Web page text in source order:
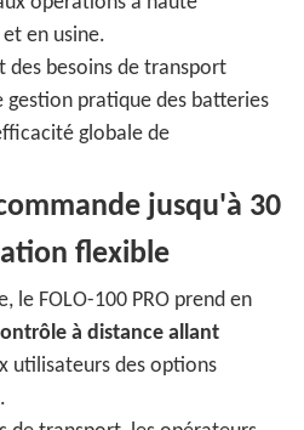
en usine.
des besoins de transport
pratique des batteries
globale de
jusqu'à 30
flexible
le FOLO-100 PRO prend en
à distance allant
utilisateurs des options